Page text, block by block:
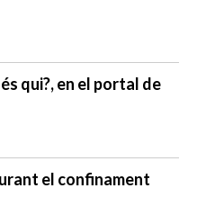
qui?, en el portal de
el confinament